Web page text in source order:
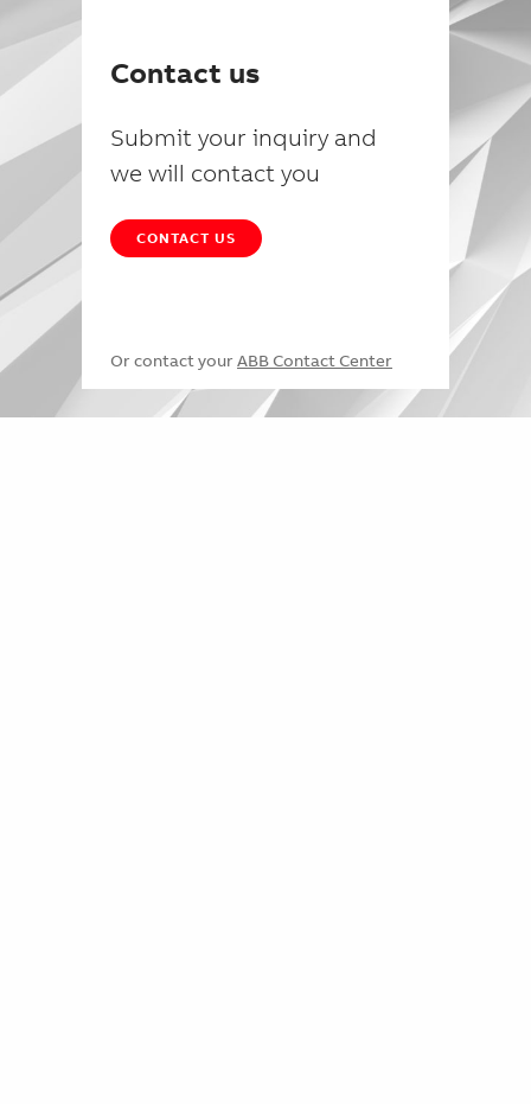
Contact us
Submit your inquiry and
we will contact you
CONTACT US
Or contact your ABB Contact Center